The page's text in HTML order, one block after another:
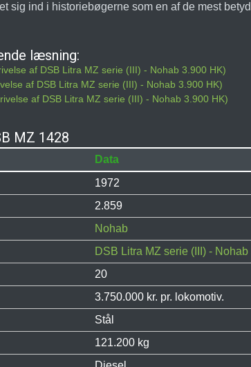
sig ind i historiebøgerne som en af de mest
læsning:
af DSB Litra MZ serie (III) - Nohab 3.900 HK)
af DSB Litra MZ serie (III) - Nohab 3.900 HK)
af DSB Litra MZ serie (III) - Nohab 3.900 HK)
MZ 1428
Data
1972
2.859
Nohab
DSB Litra MZ serie (III) -
20
3.750.000 kr. pr. lokomotiv.
Stål
121.200 kg